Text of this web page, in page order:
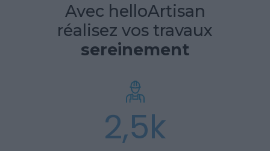
Avec helloArtisan
réalisez vos travaux
sereinement
2,5k